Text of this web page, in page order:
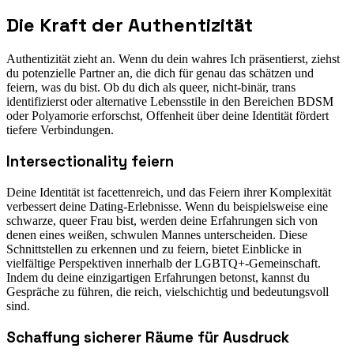
Die Kraft der Authentizität
Authentizität zieht an. Wenn du dein wahres Ich präsentierst, ziehst
du potenzielle Partner an, die dich für genau das schätzen und
feiern, was du bist. Ob du dich als queer, nicht-binär, trans
identifizierst oder alternative Lebensstile in den Bereichen BDSM
oder Polyamorie erforschst, Offenheit über deine Identität fördert
tiefere Verbindungen.
Intersectionality feiern
Deine Identität ist facettenreich, und das Feiern ihrer Komplexität
verbessert deine Dating-Erlebnisse. Wenn du beispielsweise eine
schwarze, queer Frau bist, werden deine Erfahrungen sich von
denen eines weißen, schwulen Mannes unterscheiden. Diese
Schnittstellen zu erkennen und zu feiern, bietet Einblicke in
vielfältige Perspektiven innerhalb der LGBTQ+-Gemeinschaft.
Indem du deine einzigartigen Erfahrungen betonst, kannst du
Gespräche zu führen, die reich, vielschichtig und bedeutungsvoll
sind.
Schaffung sicherer Räume für Ausdruck